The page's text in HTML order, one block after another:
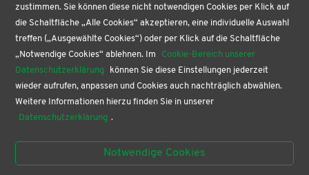
PAPETERIE
BUCHHANDLUNG
KONTAKT
SERVICE
Buchgenuss nach Ladenschluss
Blind Date mit dem Buch
Newsletter abonnieren
zustimmen. Sie können diese nicht notwendigen Cookies per Klick auf
die Schaltfläche „Alle Cookies“ akzeptieren, eine individuelle Auswahl
treffen („Ausgewählte Cookies“) oder per Klick auf die Schaltfläche
„Notwendige Cookies“ ablehnen. Im
Cookie-Bereich unserer
Datenschutzerklärung
können Sie diese Einstellungen jederzeit
wieder aufrufen, anpassen und Cookies auch nachträglich abwählen.
Weitere Informationen hierzu finden Sie in unserer
Datenschutzerklärung .
Notwendige Cookies